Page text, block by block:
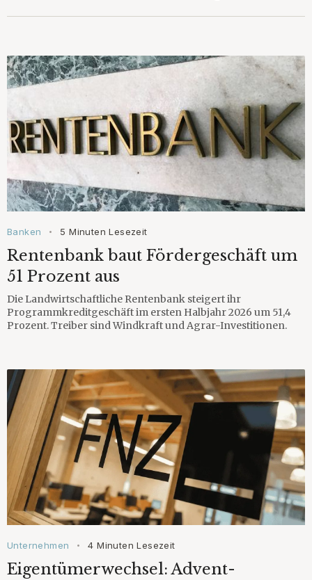
Banken • 5 Minuten Lesezeit
Rentenbank baut Fördergeschäft um
51 Prozent aus
Die Landwirtschaftliche Rentenbank steigert ihr
Programmkreditgeschäft im ersten Halbjahr 2026 um 51,4
Prozent. Treiber sind Windkraft und Agrar-Investitionen.
Unternehmen • 4 Minuten Lesezeit
Eigentümerwechsel: Advent-